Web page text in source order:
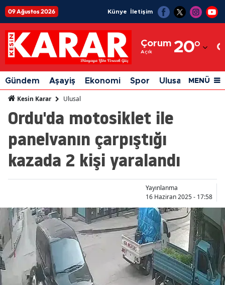
09 Ağustos 2026 Künye İletişim
Çorum
Açık 20°
Adıyaman
Afyonkarahisar
Ağrı
Amasya
Ankara
Antalya
Aydın
Balıkesir
Bilecik
Bingöl
Bitlis
Gündem Aşayiş Ekonomi Spor Ulusal Siyaset
MENÜ
Kesin Karar Ulusal
Ordu'da motosiklet ile
panelvanın çarpıştığı
kazada 2 kişi yaralandı
Yayınlanma
16 Haziran 2025 - 17:58